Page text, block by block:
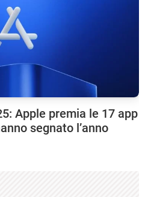
Apple premia le 17 app
segnato l’anno